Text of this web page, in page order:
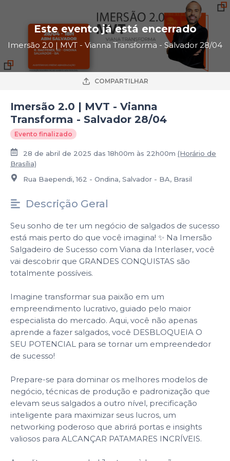
Este evento já está encerrado
Imersão 2.0 | MVT - Vianna Transforma - Salvador 28/04
COMPARTILHAR
Imersão 2.0 | MVT - Vianna
Transforma - Salvador 28/04
Evento finalizado
28 de abril de 2025 das 18h00m às 22h00m (Horário de
Brasília)
Rua Baependi, 162 - Ondina, Salvador - BA, Brasil
Descrição Geral
Seu sonho de ter um negócio de salgados de sucesso
está mais perto do que você imagina! ✨ Na Imersão
Salgadeiro de Sucesso com Viana da Interlaser, você
vai descobrir que GRANDES CONQUISTAS são
totalmente possíveis.
Imagine transformar sua paixão em um
empreendimento lucrativo, guiado pelo maior
especialista do mercado. Aqui, você não apenas
aprende a fazer salgados, você DESBLOQUEIA O
SEU POTENCIAL para se tornar um empreendedor
de sucesso!
Prepare-se para dominar os melhores modelos de
negócio, técnicas de produção e padronização que
elevam seus salgados a outro nível, precificação
inteligente para maximizar seus lucros, um
networking poderoso que abrirá portas e insights
valiosos para ALCANÇAR PATAMARES INCRÍVEIS.